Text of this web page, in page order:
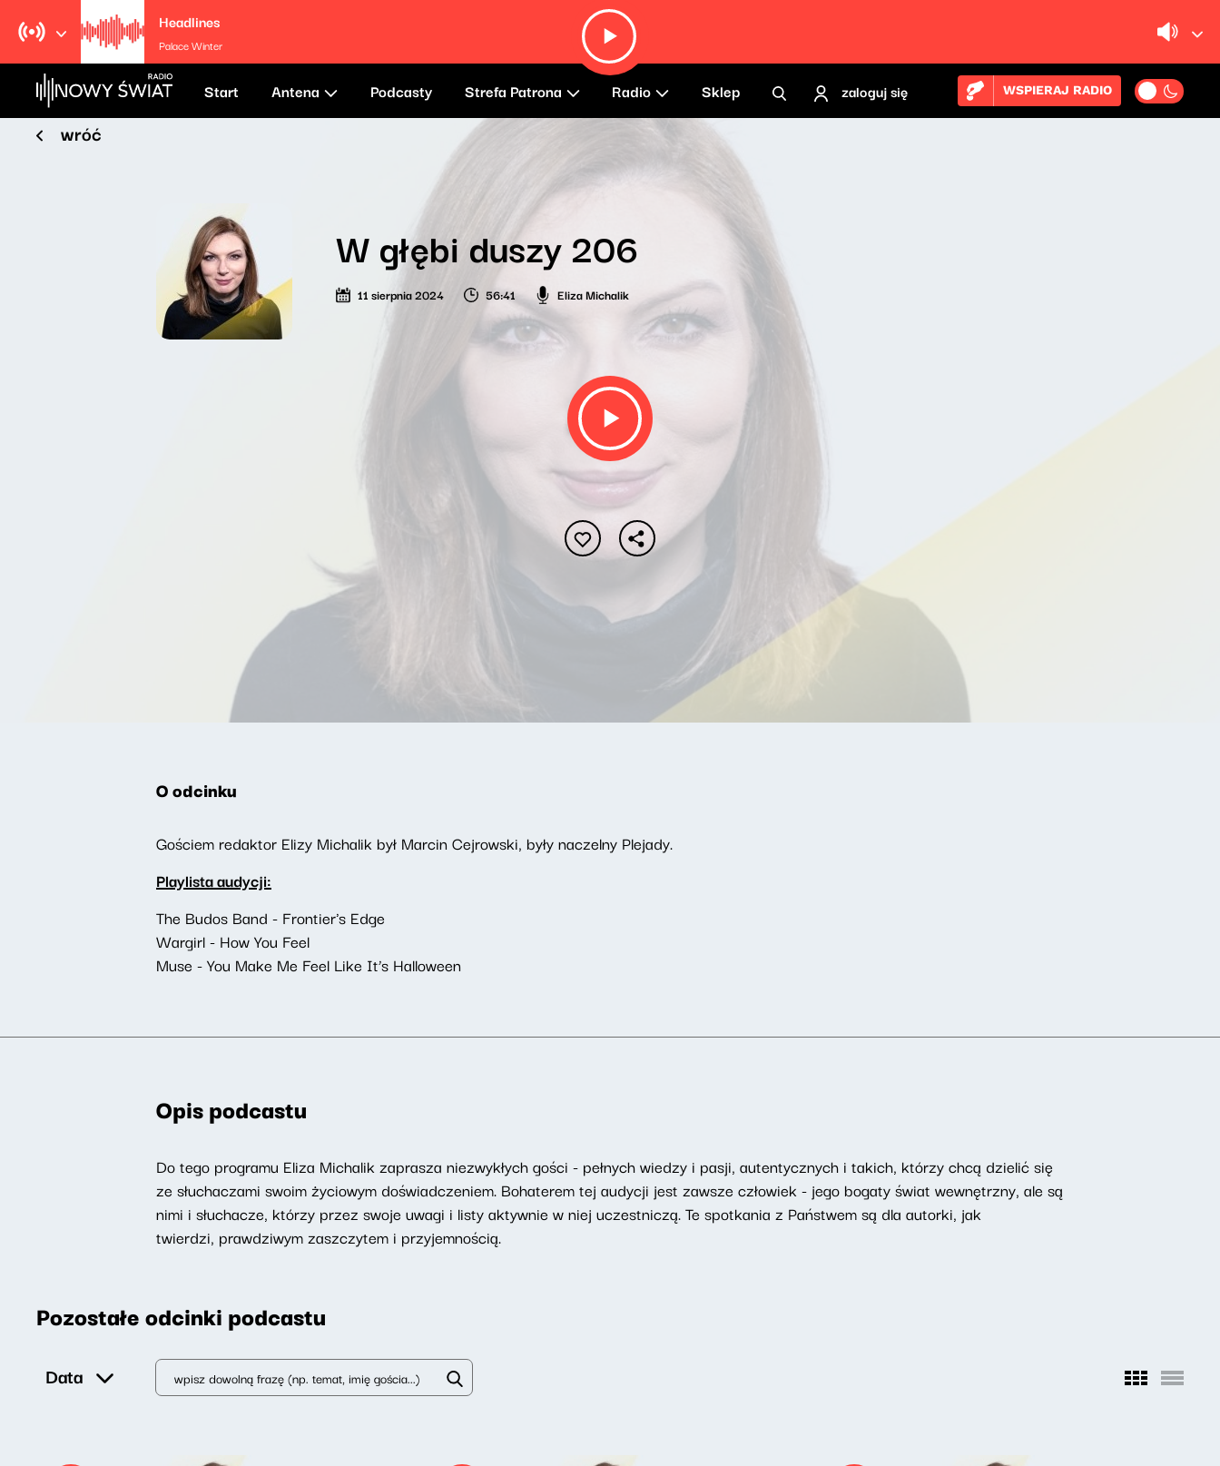
Headlines
Palace Winter
Start Antena Podcasty Strefa Patrona Radio Sklep zaloguj się WSPIERAJ RADIO
wróć
W głębi duszy 206
11 sierpnia 2024 56:41 Eliza Michalik
O odcinku
Gościem redaktor Elizy Michalik był Marcin Cejrowski, były naczelny Plejady.
Playlista audycji:
The Budos Band - Frontier's Edge
Wargirl - How You Feel
Muse - You Make Me Feel Like It’s Halloween
Opis podcastu
Do tego programu Eliza Michalik zaprasza niezwykłych gości - pełnych wiedzy i pasji, autentycznych i takich, którzy chcą dzielić się
ze słuchaczami swoim życiowym doświadczeniem. Bohaterem tej audycji jest zawsze człowiek - jego bogaty świat wewnętrzny, ale są
nimi i słuchacze, którzy przez swoje uwagi i listy aktywnie w niej uczestniczą. Te spotkania z Państwem są dla autorki, jak
twierdzi, prawdziwym zaszczytem i przyjemnością.
Pozostałe odcinki podcastu
Data